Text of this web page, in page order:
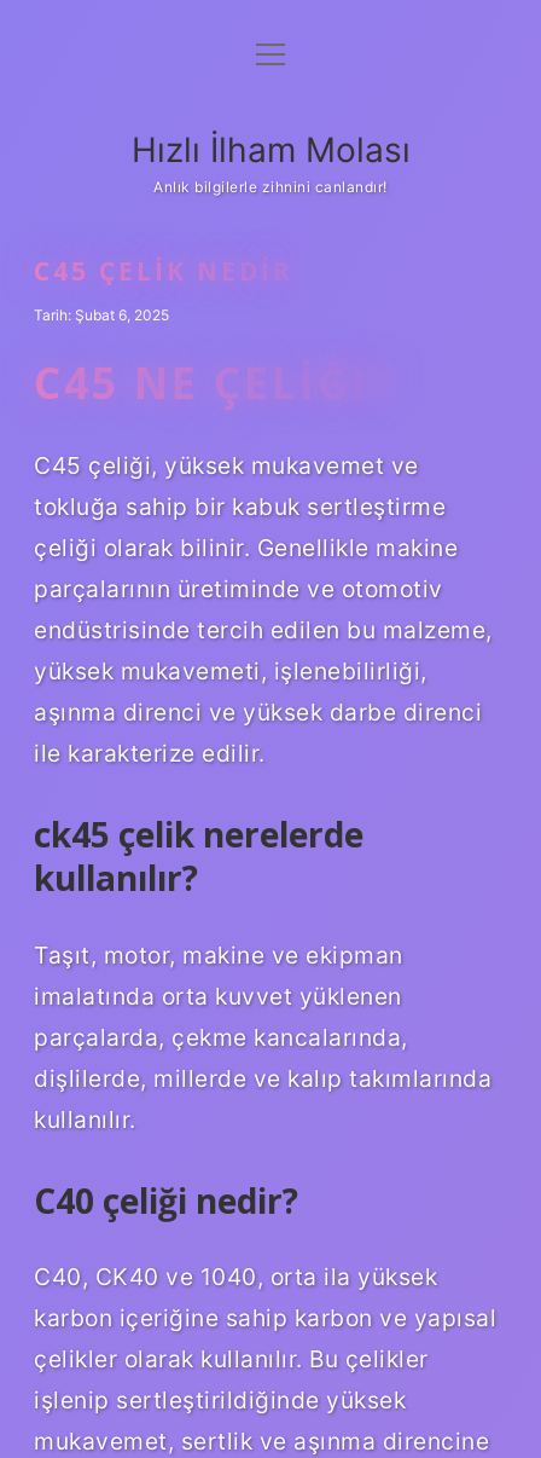
Anasayfa
Yasal Uyarı
menüyü
Hızlı İlham Molası
Anlık bilgilerle zihnini canlandır!
C45 ÇELIK NEDIR
Tarih: Şubat 6, 2025
C45 NE ÇELIĞI?
C45 çeliği, yüksek mukavemet ve
tokluğa sahip bir kabuk sertleştirme
çeliği olarak bilinir. Genellikle makine
parçalarının üretiminde ve otomotiv
endüstrisinde tercih edilen bu malzeme,
yüksek mukavemeti, işlenebilirliği,
aşınma direnci ve yüksek darbe direnci
ile karakterize edilir.
ck45 çelik nerelerde
kullanılır?
Taşıt, motor, makine ve ekipman
imalatında orta kuvvet yüklenen
parçalarda, çekme kancalarında,
dişlilerde, millerde ve kalıp takımlarında
kullanılır.
C40 çeliği nedir?
C40, CK40 ve 1040, orta ila yüksek
karbon içeriğine sahip karbon ve yapısal
çelikler olarak kullanılır. Bu çelikler
işlenip sertleştirildiğinde yüksek
mukavemet, sertlik ve aşınma direncine